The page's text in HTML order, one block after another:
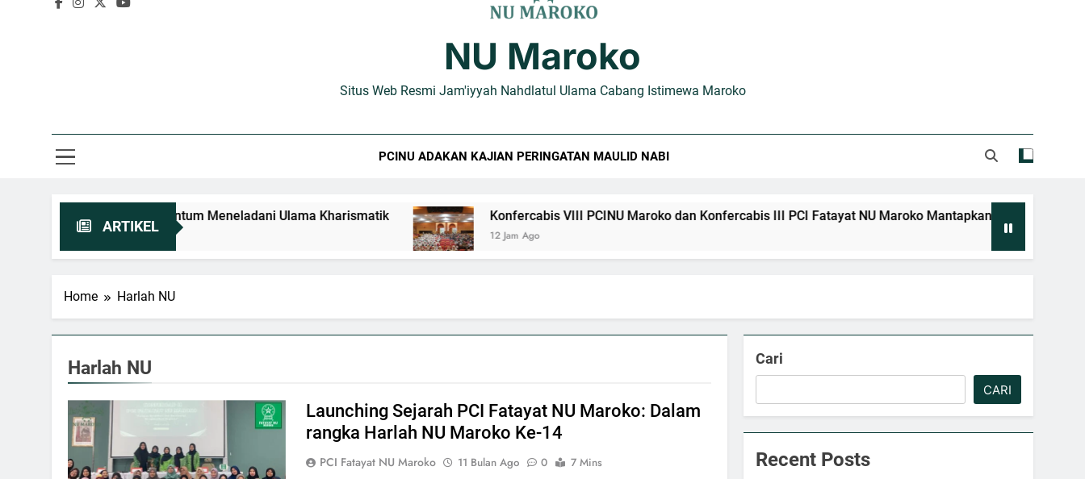
NU Maroko
Situs Web Resmi Jam'iyyah Nahdlatul Ulama Cabang Istimewa Maroko
PCINU ADAKAN KAJIAN PERINGATAN MAULID NABI
ARTIKEL
Menjadi Momentum Meneladani Ulama Kharismatik Konfercabis VIII PCINU Maroko dan Konfercabis III PCI Fatayat NU Maroko Mantapkan Arah Organisasi untuk
12 Jam Ago
Home Harlah NU
Harlah NU
Launching Sejarah PCI Fatayat NU Maroko: Dalam
rangka Harlah NU Maroko Ke-14
PCI Fatayat NU Maroko 11 Bulan Ago 0
7 Mins
Cari
CARI
Recent Posts